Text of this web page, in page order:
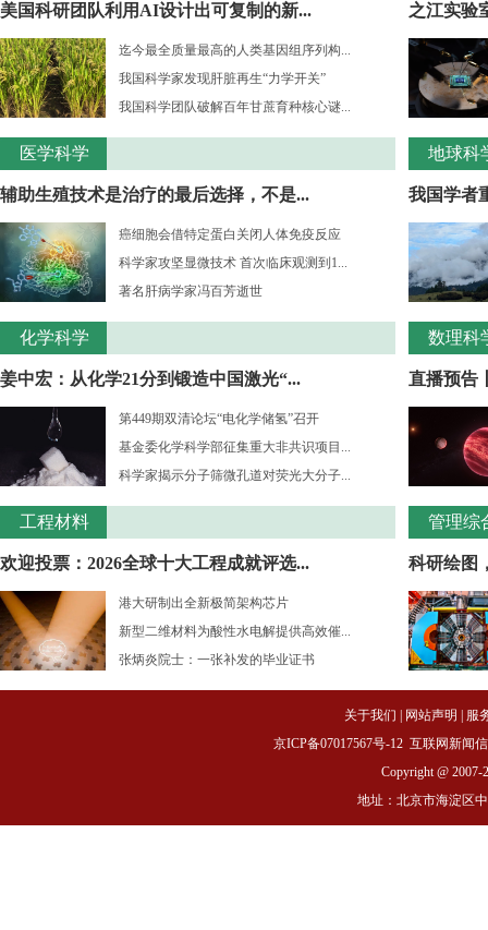
美国科研团队利用AI设计出可复制的新...
迄今最全质量最高的人类基因组序列构...
我国科学家发现肝脏再生“力学开关”
我国科学团队破解百年甘蔗育种核心谜...
医学科学
辅助生殖技术是治疗的最后选择，不是...
癌细胞会借特定蛋白关闭人体免疫反应
科学家攻坚显微技术 首次临床观测到1...
著名肝病学家冯百芳逝世
化学科学
姜中宏：从化学21分到锻造中国激光“...
第449期双清论坛“电化学储氢”召开
基金委化学科学部征集重大非共识项目...
科学家揭示分子筛微孔道对荧光大分子...
工程材料
欢迎投票：2026全球十大工程成就评选...
港大研制出全新极简架构芯片
新型二维材料为酸性水电解提供高效催...
张炳炎院士：一张补发的毕业证书
之江实验
地球科
我国学者
数理科
直播预告
管理综
科研绘图
关于我们 网站声明
服
京ICP备07017567号-12 互联网新闻
Copyright @ 2007-
地址：北京市海淀区